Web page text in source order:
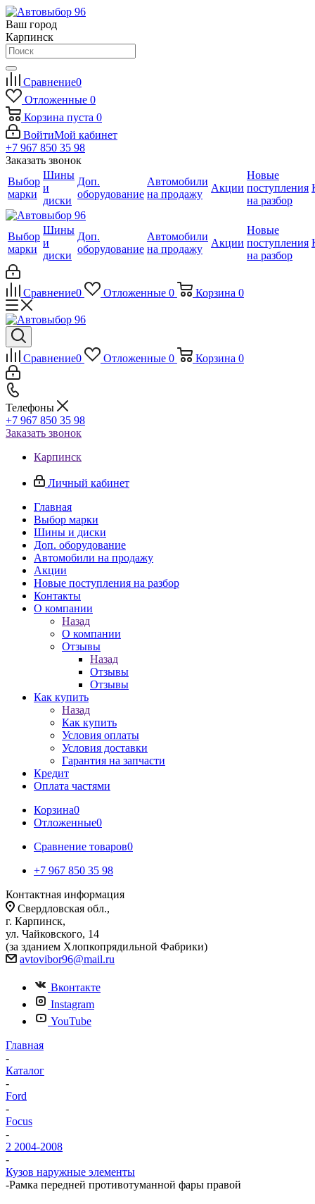
Ваш город
Карпинск
Сравнение0
Отложенные 0
Корзина пуста 0
ВойтиМой кабинет
+7 967 850 35 98
Заказать звонок
Выбор
марки
Шины
и
диски
Доп.
оборудование
Автомобили
на продажу
Акции
Новые
поступления
на разбор
Выбор
марки
Шины
и
диски
Доп.
оборудование
Автомобили
на продажу
Акции
Новые
поступления
на разбор
Сравнение0 Отложенные 0 Корзина 0
Сравнение0 Отложенные 0 Корзина 0
Телефоны
+7 967 850 35 98
Заказать звонок
Карпинск
Личный кабинет
Главная
Выбор марки
Шины и диски
Доп. оборудование
Автомобили на продажу
Акции
Новые поступления на разбор
Контакты
О компании
Назад
О компании
Отзывы
Назад
Отзывы
Отзывы
Как купить
Назад
Как купить
Условия оплаты
Условия доставки
Гарантия на запчасти
Кредит
Оплата частями
Корзина0
Отложенные0
Сравнение товаров0
+7 967 850 35 98
Контактная информация
Свердловская обл.,
г. Карпинск,
ул. Чайковского, 14
(за зданием Хлопкопрядильной Фабрики)
avtovibor96@mail.ru
Вконтакте
Instagram
YouTube
Главная
-
Каталог
-
Ford
-
Focus
-
2 2004-2008
-
Кузов наружные элементы
-Рамка передней противотуманной фары правой